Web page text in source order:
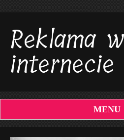
Reklama w
internecie
MENU